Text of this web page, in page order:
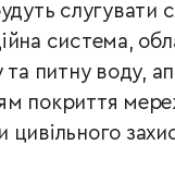
слугувати
система,
та питну воду,
покриття
цивільного